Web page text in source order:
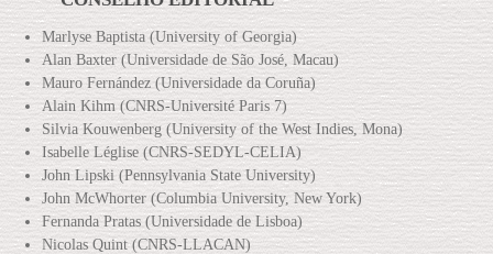
Marlyse Baptista (University of Georgia)
Alan Baxter (Universidade de São José, Macau)
Mauro Fernández (Universidade da Coruña)
Alain Kihm (CNRS-Université Paris 7)
Silvia Kouwenberg (University of the West Indies, Mona)
Isabelle Léglise (CNRS-SEDYL-CELIA)
John Lipski (Pennsylvania State University)
John McWhorter (Columbia University, New York)
Fernanda Pratas (Universidade de Lisboa)
Nicolas Quint (CNRS-LLACAN)